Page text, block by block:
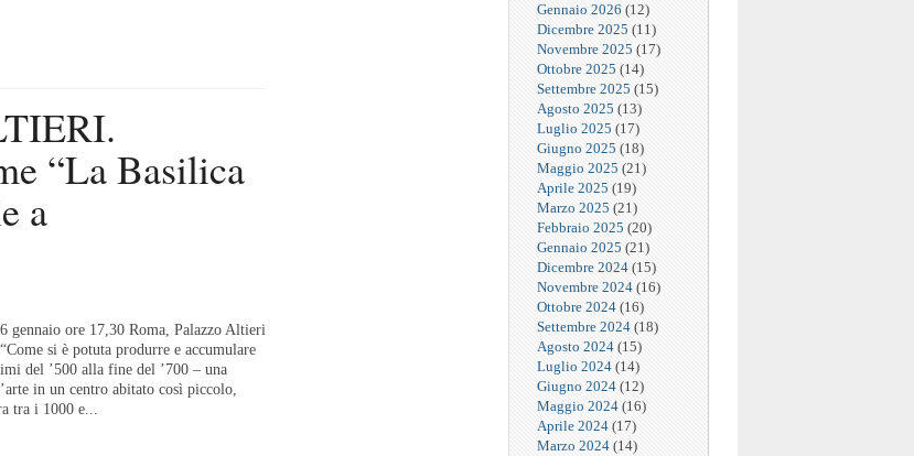
“La Basilica
a
ore 17,30 Roma, Palazzo Altieri
si è potuta produrre e accumulare
del ’500 alla fine del ’700 – una
in un centro abitato così piccolo,
tra i 1000 e...
Gennaio 2026 (12)
Dicembre 2025 (11)
Novembre 2025 (17)
Ottobre 2025 (14)
Settembre 2025 (15)
Agosto 2025 (13)
Luglio 2025 (17)
Giugno 2025 (18)
Maggio 2025 (21)
Aprile 2025 (19)
Marzo 2025 (21)
Febbraio 2025 (20)
Gennaio 2025 (21)
Dicembre 2024 (15)
Novembre 2024 (16)
Ottobre 2024 (16)
Settembre 2024 (18)
Agosto 2024 (15)
Luglio 2024 (14)
Giugno 2024 (12)
Maggio 2024 (16)
Aprile 2024 (17)
Marzo 2024 (14)